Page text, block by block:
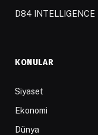
D84 INTELLIGENCE
KONULAR
Siyaset
Ekonomi
Dünya